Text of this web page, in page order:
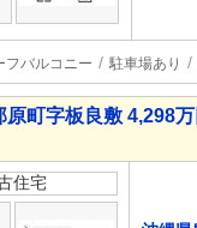
フバルコニー 駐車場あり
原町字板良敷 4,298
住宅